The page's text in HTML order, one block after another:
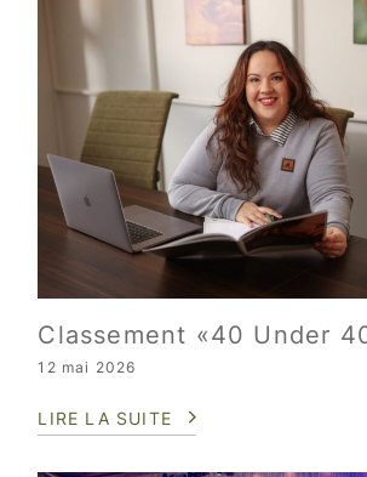
Classement «40 Under
12 mai 2026
LIRE LA SUITE